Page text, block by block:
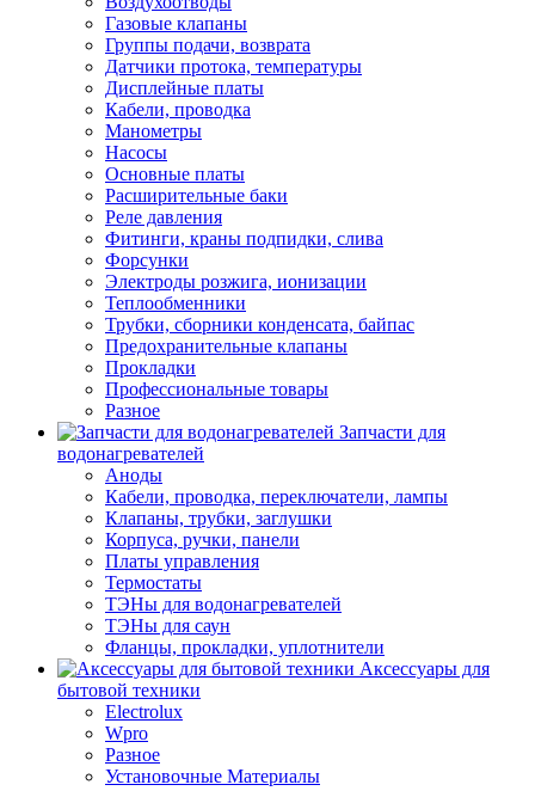
Газовые клапаны
Группы подачи, возврата
Датчики протока, температуры
Дисплейные платы
Кабели, проводка
Манометры
Насосы
Основные платы
Расширительные баки
Реле давления
Фитинги, краны подпидки, слива
Форсунки
Электроды розжига, ионизации
Теплообменники
Трубки, сборники конденсата, байпас
Предохранительные клапаны
Прокладки
Профессиональные товары
Разное
Запчасти для
водонагревателей
Аноды
Кабели, проводка, переключатели, лампы
Клапаны, трубки, заглушки
Корпуса, ручки, панели
Платы управления
Термостаты
ТЭНы для водонагревателей
ТЭНы для саун
Фланцы, прокладки, уплотнители
Аксессуары для
бытовой техники
Electrolux
Wpro
Разное
Установочные Материалы